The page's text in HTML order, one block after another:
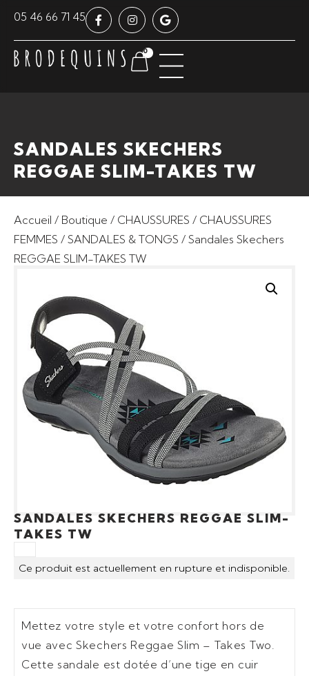
05 46 66 71 45
0
SANDALES SKECHERS
REGGAE SLIM-TAKES TW
Accueil / Boutique / CHAUSSURES / CHAUSSURES
FEMMES / SANDALES & TONGS / Sandales Skechers
REGGAE SLIM-TAKES TW
SANDALES SKECHERS REGGAE SLIM-
TAKES TW
Ce produit est actuellement en rupture et indisponible.
Mettez votre style et votre confort hors de
vue avec Skechers Reggae Slim – Takes Two.
Cette sandale est dotée d’une tige en cuir
Panneau de gestion des cookies